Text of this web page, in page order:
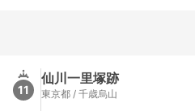
11
仙川一里塚跡
東京都 / 千歳烏山